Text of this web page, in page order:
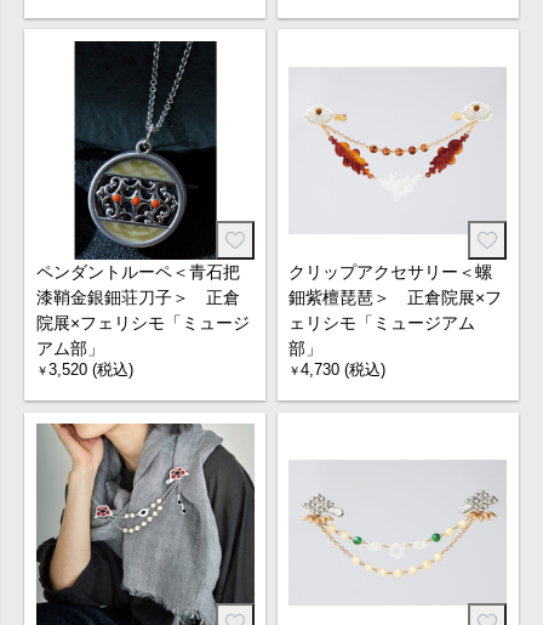
ペンダントルーペ＜青石把
漆鞘金銀鈿荘刀子＞ 正倉
院展×フェリシモ「ミュージ
アム部」
￥3,520 (税込)
クリップアクセサリー＜螺
鈿紫檀琵琶＞ 正倉院展×フ
ェリシモ「ミュージアム
部」
￥4,730 (税込)